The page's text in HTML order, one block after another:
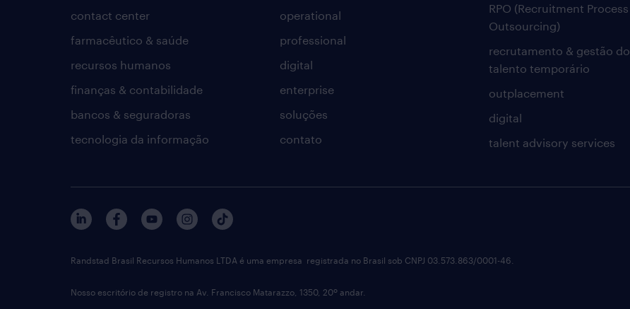
contact center
farmacêutico & saúde
recursos humanos
finanças & contabilidade
bancos & seguradoras
tecnologia da informação
operational
professional
digital
enterprise
soluções
contato
RPO (Recruitment Process
Outsourcing)
recrutamento & gestão do
talento temporário
outplacement
digital
talent advisory services
Randstad Brasil Recursos Humanos LTDA é uma empresa registrada no Brasil sob CNPJ 03.573.863/0001-46.
Nosso escritório de registro na Av. Francisco Matarazzo, 1350, 20º andar.